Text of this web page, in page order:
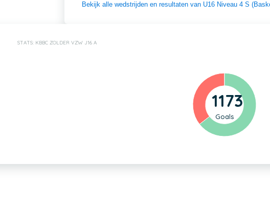
Bekijk alle wedstrijden en resultaten van U16 Niveau 4 S
STATS: KBBC ZOLDER VZW J16 A
1173
Goals